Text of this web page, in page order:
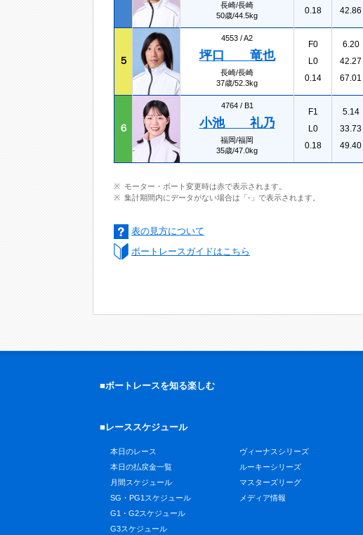
長崎/長崎
50歳/44.5kg
0.18
42.86
５
4553 /A2
坪口 竜也
長崎/長崎
37歳/52.3kg
F0
L0
0.14
6.20
42.27
67.01
６
4764 / B1
小池 礼乃
福岡/福岡
35歳/47.0kg
F1
L0
0.18
5.14
33.73
49.40
モーター・ボート変更時は赤で表示されます。
集計期間内にデータがない場合は「-」で表示されます。
表の見方について
ボートレースガイドはこちら
■ボートレースを知る楽しむ
■レーススケジュール
本日のレース
本日の払戻金一覧
月間スケジュール
SG・PG1スケジュール
G1・G2スケジュール
G3スケジュール
ヴィーナスシリーズ
ルーキーシリーズ
マスターズリーグ
メディア情報